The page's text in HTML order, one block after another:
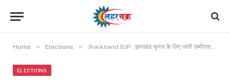
Home » Elections » Jharkhand BJP : झारखंड चुनाव के लिए जारी उम्मीदवारों की सूची को लेकर भाजपा में गहरा असंतोष, नेता-कार्यकर्ता नाराज, डैमेज कंट्रोल में जुटे शिवराज और हिमंत विश्व शर्मा
ELECTIONS